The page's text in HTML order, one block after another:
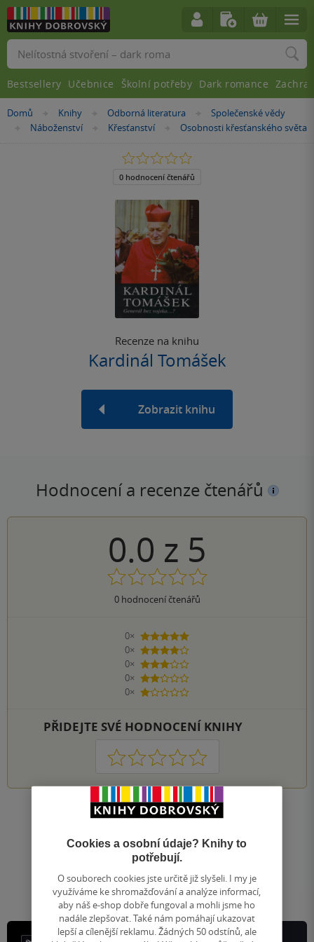
Nacházíte
Domů »Knihy »
Odborná literatura »Společenské vědy
»
Náboženství »
Křesťanství »
Osobnosti křesťanského světa
Recenze na knihu
Kardinál Tomášek
Zobrazit knihu
0.0
z
5
0 hodnocení čtenářů
Hodnocení a recenze čtenářů
0.0 z 5
0hodnocení čtenářů
0×
5 hvězdiček
0×
4 hvězdičky
0×
3 hvězdičky
0×
2 hvězdičky
0×
1 hvezdička
PŘIDEJTE SVÉ HODNOCENÍ KNIHY
1 2 3 4 5
Nahoru
1
Přejít
na
stránku
/ 1
Vyhledávání
Bestsellery Učebnice Školní potřeby Dark romance
Cookies a osobní údaje? Knihy to
potřebují.
O souborech cookies jste určitě již slyšeli. I my je
využíváme ke shromažďování a analýze informací,
aby náš e-shop dobře fungoval a mohli jsme ho
nadále zlepšovat. Také nám pomáhají ukazovat
lepší a cílenější reklamu. Žádných 50 odstínů, ale